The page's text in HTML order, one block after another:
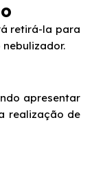
retirá-la para
apresentar
realização de